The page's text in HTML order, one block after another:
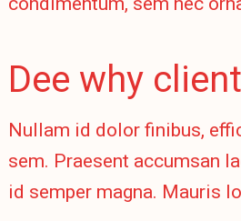
Dee why
Nullam id dolor finibus,
sem. Praesent accumsan
id semper magna. Mauris